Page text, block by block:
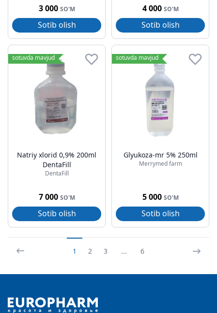
3 000 SO'M
Sotib olish
4 000 SO'M
Sotib olish
sotuvda mavjud
Natriy xlorid 0,9% 200ml
DentaFill
DentaFill
7 000 SO'M
Sotib olish
sotuvda mavjud
Glyukoza-mr 5% 250ml
Merrymed farm
5 000 SO'M
Sotib olish
1 2 3 ... 6